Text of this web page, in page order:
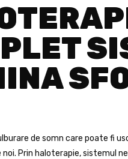
de somn care poate fi
Prin haloterapie, sistemul